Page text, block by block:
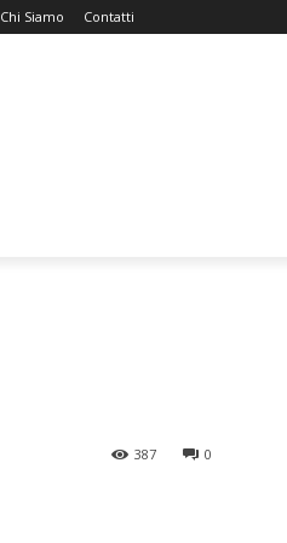
Chi Siamo Contatti
0
387